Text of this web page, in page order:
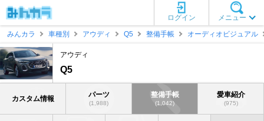
メニュー
ログイン
みんカラ
車種別 アウディ Q5 整備手帳 オーディオビジュアル
アウディ
Q5
カスタム情報 パーツ
(1,988)
整備手帳
(1,042)
愛車紹介
(975)